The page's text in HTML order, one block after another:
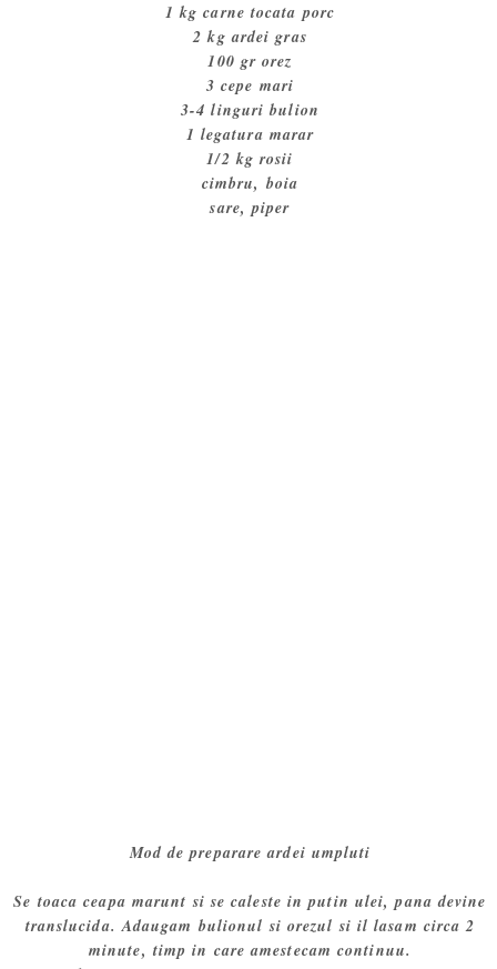
1 kg carne tocata porc
2 kg ardei gras
100 gr orez
3 cepe mari
3-4 linguri bulion
1 legatura marar
1/2 kg rosii
cimbru, boia
sare, piper
Mod de preparare ardei umpluti
Se toaca ceapa marunt si se caleste in putin ulei, pana devine
translucida. Adaugam bulionul si orezul si il lasam circa 2
minute, timp in care amestecam continuu.